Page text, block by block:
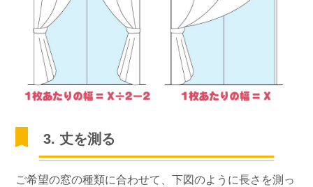
3. 丈を測る
ご希望の窓の種類に合わせて、下図のように長さを測っ